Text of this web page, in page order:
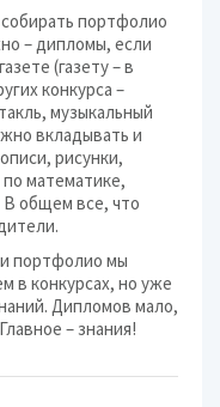
портфолио
– дипломы, если
(газету – в
конкурса –
музыкальный
вкладывать и
рисунки,
математике,
В общем все, что
портфолио мы
в конкурсах, но уже
Дипломов мало,
– знания!